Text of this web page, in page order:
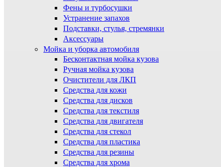
Фены и турбосушки
Устранение запахов
Подставки, стулья, стремянки
Аксессуары
Мойка и уборка автомобиля
Бесконтактная мойка кузова
Ручная мойка кузова
Очистители для ЛКП
Средства для кожи
Средства для дисков
Средства для текстиля
Средства для двигателя
Средства для стекол
Средства для пластика
Средства для резины
Средства для хрома